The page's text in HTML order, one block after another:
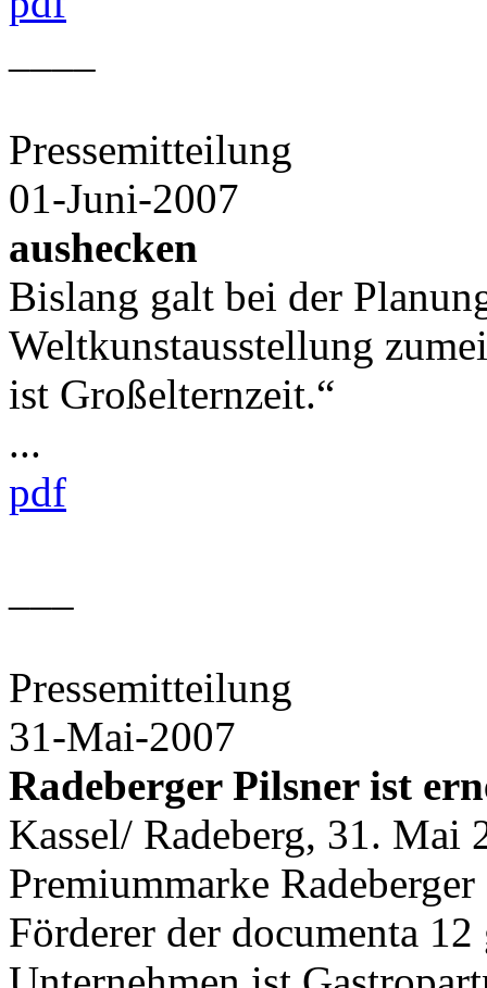
Pressemitteilung
01-Juni-2007
aushecken
Bislang galt bei der
Weltkunstausstellung
ist Großelternzeit.“
...
pdf
Pressemitteilung
31-Mai-2007
Radeberger Pilsner ist
Kassel/ Radeberg, 31. Mai
Premiummarke
Förderer der documenta